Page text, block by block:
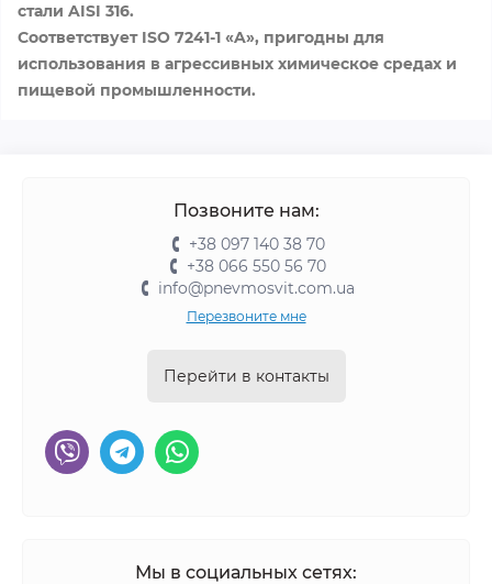
стали AISI 316.
Соответствует ISO 7241-1 «A», пригодны для
использования в агрессивных химическое средах и
пищевой промышленности.
Позвоните нам:
+38 097 140 38 70
+38 066 550 56 70
info@pnevmosvit.com.ua
Перезвоните мне
Перейти в контакты
Мы в социальных сетях: